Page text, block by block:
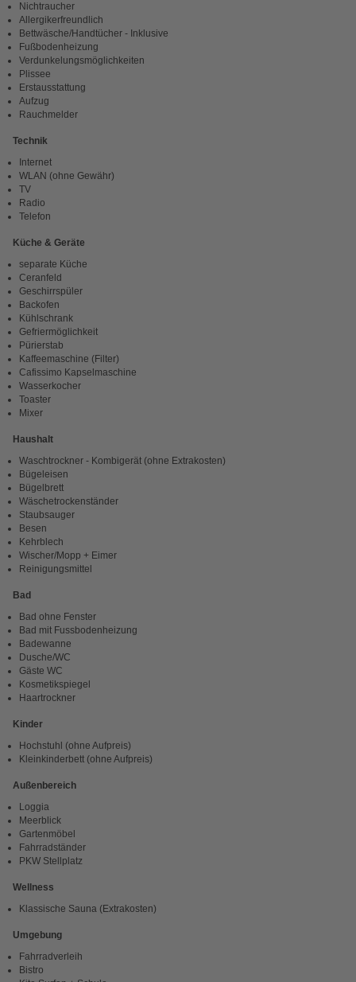
Nichtraucher
Allergikerfreundlich
Bettwäsche/Handtücher - Inklusive
Fußbodenheizung
Verdunkelungsmöglichkeiten
Plissee
Erstausstattung
Aufzug
Rauchmelder
Technik
Internet
WLAN (ohne Gewähr)
TV
Radio
Telefon
Küche & Geräte
separate Küche
Ceranfeld
Geschirrspüler
Backofen
Kühlschrank
Gefriermöglichkeit
Pürierstab
Kaffeemaschine (Filter)
Cafissimo Kapselmaschine
Wasserkocher
Toaster
Mixer
Haushalt
Waschtrockner - Kombigerät (ohne Extrakosten)
Bügeleisen
Bügelbrett
Wäschetrockenständer
Staubsauger
Besen
Kehrblech
Wischer/Mopp + Eimer
Reinigungsmittel
Bad
Bad ohne Fenster
Bad mit Fussbodenheizung
Badewanne
Dusche/WC
Gäste WC
Kosmetikspiegel
Haartrockner
Kinder
Hochstuhl (ohne Aufpreis)
Kleinkinderbett (ohne Aufpreis)
Außenbereich
Loggia
Meerblick
Gartenmöbel
Fahrradständer
PKW Stellplatz
Wellness
Klassische Sauna (Extrakosten)
Umgebung
Fahrradverleih
Bistro